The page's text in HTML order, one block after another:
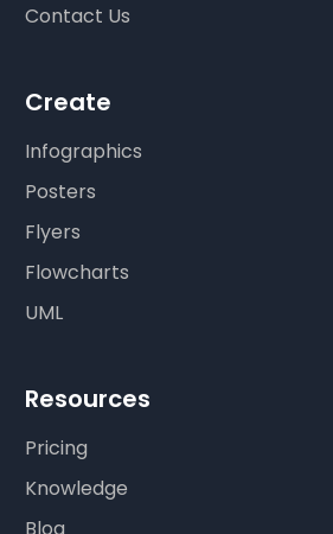
Contact Us
Create
Infographics
Posters
Flyers
Flowcharts
UML
Resources
Pricing
Knowledge